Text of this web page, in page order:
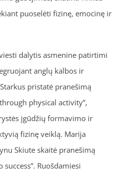
puoselėti fizinę, emocinę ir
dalytis asmenine patirtimi
anglų kalbos ir
pristatė pranešimą
physical activity”,
įgūdžių formavimo ir
fizinę veiklą. Marija
Skiute skaitė pranešimą
Ruošdamiesi